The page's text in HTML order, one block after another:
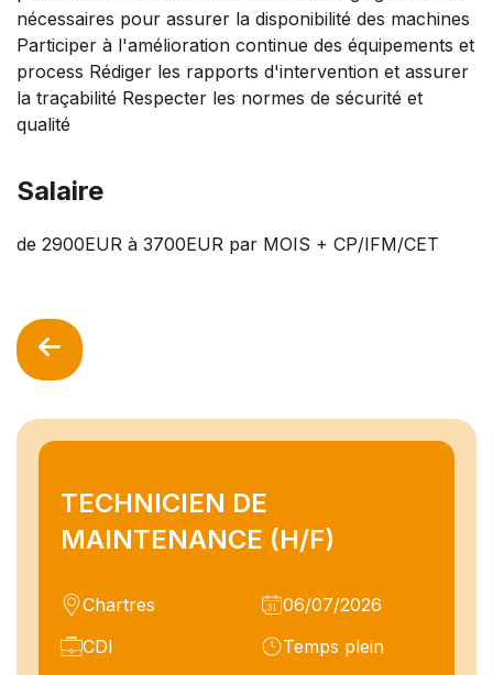
TECHNICIEN DE
MAINTENANCE (H/F)
Chartres
06/07/2026
CDI
Temps plein
nécessaires pour assurer la disponibilité des machines
Participer à l'amélioration continue des équipements et
process Rédiger les rapports d'intervention et assurer
la traçabilité Respecter les normes de sécurité et
qualité
Salaire
de 2900EUR à 3700EUR par MOIS + CP/IFM/CET